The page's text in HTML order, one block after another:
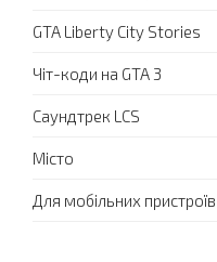
GTA Liberty City Stories
Чіт-коди на GTA 3
Саундтрек LCS
Місто
Для мобільних пристроїв